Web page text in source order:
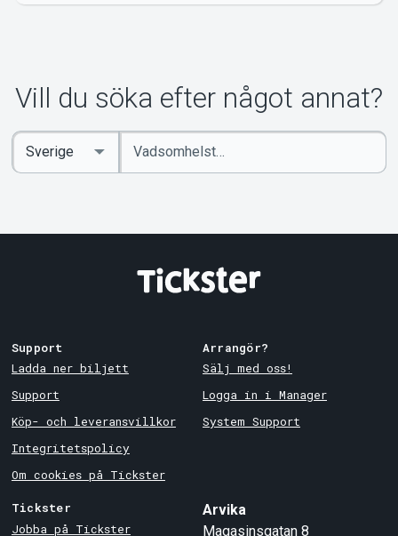
Vill du söka efter något annat?
Ange
sökord
Select
Country
Support
Ladda ner biljett
Support
Köp- och leveransvillkor
Integritetspolicy
Om cookies på Tickster
Arrangör?
Sälj med oss!
Logga in i Manager
System Support
Tickster
Jobba på Tickster
Arvika
Magasinsgatan 8